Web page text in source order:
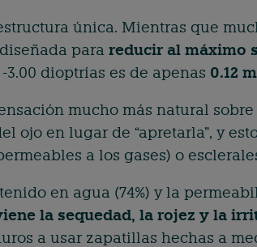
única. Mientras que
para reducir al máximo
3.00 dioptrías es de apenas 0.12
mucho más natural
ojo en lugar de “apretarla”, y
a los gases) o
en agua (74%) y la
la sequedad, la rojez y la
a usar zapatillas hechas a